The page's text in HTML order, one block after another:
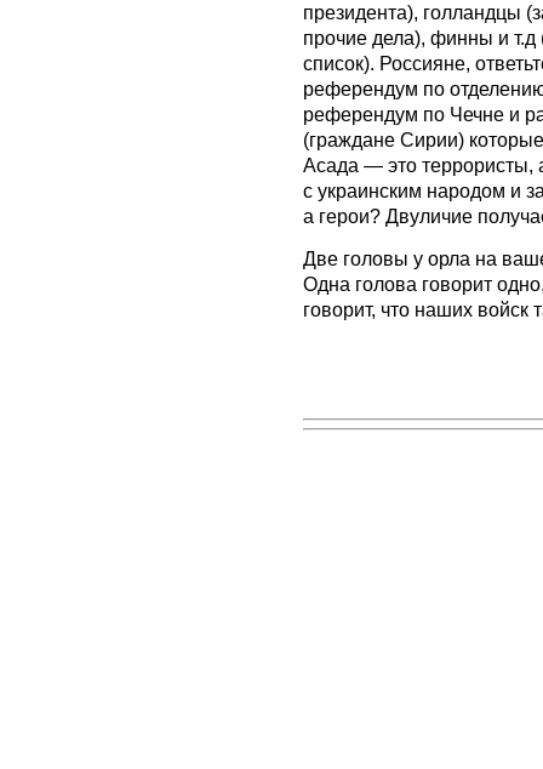
президента), голландцы
прочие дела), финны и
список). Россияне,
референдум по
референдум по Чечне и
(граждане Сирии)
Асада — это террористы,
с украинским народом и
а герои? Двуличие
Две головы у орла на
Одна голова говорит
говорит, что наших войск